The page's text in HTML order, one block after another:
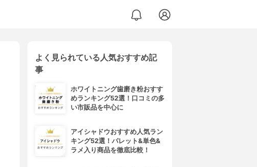
よく見られている人気おすすめ記
事
ホワイトニング歯磨き粉おすす
めランキング52選！口コミの多
い市販品を中心に
アイシャドウおすすめ人気ラン
キング52選！パレット&単色&
ラメ入り商品を徹底比較！